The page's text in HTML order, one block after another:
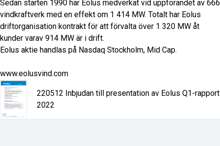
Sedan starten 1990 har Eolus medverkat vid uppförandet av 666
vindkraftverk med en effekt om 1 414 MW. Totalt har Eolus
driftorganisation kontrakt för att förvalta över 1 320 MW åt
kunder varav 914 MW är i drift.
Eolus aktie handlas på Nasdaq Stockholm, Mid Cap.
www.eolusvind.com
220512 Inbjudan till presentation av Eolus Q1-rapport
2022